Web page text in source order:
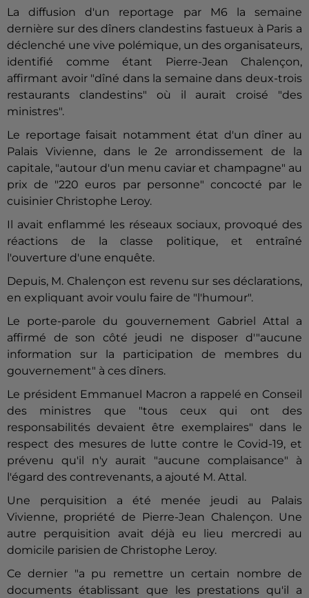
La diffusion d'un reportage par M6 la semaine
dernière sur des dîners clandestins fastueux à Paris a
déclenché une vive polémique, un des organisateurs,
identifié comme étant Pierre-Jean
Chalençon,
affirmant avoir "dîné dans la semaine dans deux-trois
restaurants clandestins" où il aurait croisé "des
ministres".
Le reportage faisait notamment état d'un dîner au
Palais Vivienne, dans le 2e arrondissement de la
capitale, "autour d'un menu caviar et champagne" au
prix de "220 euros par personne" concocté par le
cuisinier Christophe Leroy.
Il avait enflammé les réseaux sociaux, provoqué des
réactions de la classe politique, et entraîné
l'ouverture d'une enquête.
Depuis, M. Chalençon est revenu sur ses déclarations,
en expliquant avoir voulu faire de "l'humour".
Le porte-parole du gouvernement Gabriel Attal a
affirmé de son côté jeudi ne disposer d'"aucune
information sur la participation de membres du
gouvernement" à ces dîners.
Le président Emmanuel Macron a rappelé en Conseil
des ministres que "tous ceux qui ont des
responsabilités devaient être exemplaires" dans le
respect des mesures de lutte contre le Covid-19, et
prévenu qu'il n'y aurait "aucune complaisance" à
l'égard des contrevenants, a ajouté M. Attal.
Une perquisition a été menée jeudi au Palais
Vivienne, propriété de Pierre-Jean Chalençon. Une
autre perquisition avait déjà eu lieu mercredi au
domicile parisien de Christophe Leroy.
Ce dernier "a pu remettre un certain nombre de
documents établissant que les prestations qu'il a